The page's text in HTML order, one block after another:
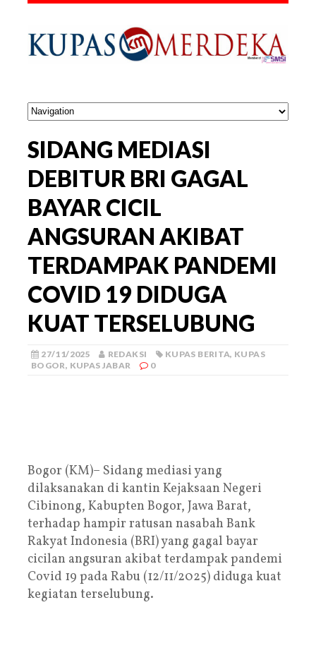
SIDANG MEDIASI
DEBITUR BRI GAGAL
BAYAR CICIL
ANGSURAN AKIBAT
TERDAMPAK PANDEMI
COVID 19 DIDUGA
KUAT TERSELUBUNG
27/11/2025 REDAKSI KUPAS BERITA, KUPAS
BOGOR, KUPAS JABAR 0
Bogor (KM)– Sidang mediasi yang
dilaksanakan di kantin Kejaksaan Negeri
Cibinong, Kabupten Bogor, Jawa Barat,
terhadap hampir ratusan nasabah Bank
Rakyat Indonesia (BRI) yang gagal bayar
cicilan angsuran akibat terdampak pandemi
Covid 19 pada Rabu (12/11/2025) diduga kuat
kegiatan terselubung.